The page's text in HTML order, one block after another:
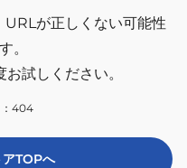
URLが正しくない可能性
。
試しください。
404
TOPへ